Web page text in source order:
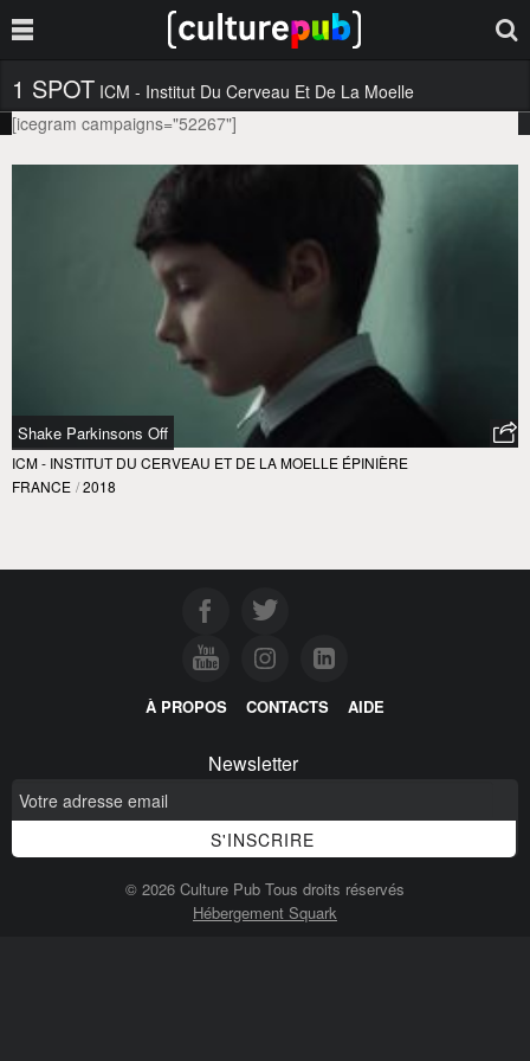
1 SPOT ICM - Institut Du Cerveau Et De La Moelle
[icegram campaigns="52267"]
Shake Parkinsons Off
ICM - INSTITUT DU CERVEAU ET DE LA MOELLE ÉPINIÈRE
FRANCE / 2018
À PROPOS CONTACTS AIDE
Newsletter
© 2026 Culture Pub Tous droits réservés
Hébergement Squark